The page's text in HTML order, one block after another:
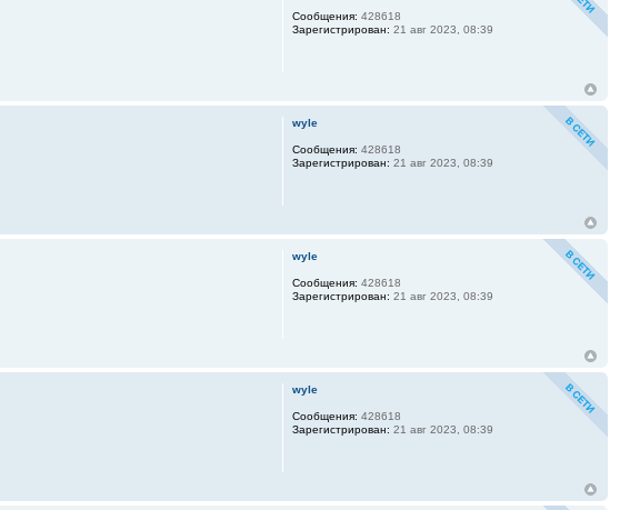
Сообщения: 428618
Зарегистрирован: 21 авг 2023, 08:39
wyle
Сообщения: 428618
Зарегистрирован: 21 авг 2023, 08:39
wyle
Сообщения: 428618
Зарегистрирован: 21 авг 2023, 08:39
wyle
Сообщения: 428618
Зарегистрирован: 21 авг 2023, 08:39